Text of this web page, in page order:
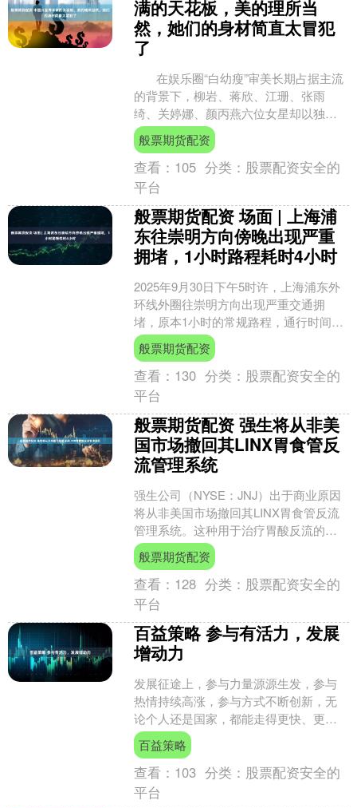
满的天花板，美的理所当
然，她们的身材简直太冒犯
了
在娱乐圈“白幼瘦”审美长期占据主流
的背景下，柳岩、蒋欣、江珊、张雨
绮、关婷娜、颜丙燕六位女星却以独特
的身材特质与鲜明的个人态度，打破外
界对女性身材....
般票期货配资
查看： 105 分类： 股票配资安全的
平台
般票期货配资 场面 | 上海浦
东往崇明方向傍晚出现严重
拥堵，1小时路程耗时4小时
2025年9月30日下午5时许，上海浦东外
环线外圈往崇明方向出现严重交通拥
堵，原本1小时的常规路程，通行时间延
长至4小时。 据浦东公安交管支队研判，
G40长江隧....
般票期货配资
查看： 130 分类： 股票配资安全的
平台
般票期货配资 强生将从非美
国市场撤回其LINX胃食管反
流管理系统
强生公司（NYSE：JNJ）出于商业原因
将从非美国市场撤回其LINX胃食管反流
管理系统。这种用于治疗胃酸反流的设
备将继续在美国供应，目前未报告任何
安全性或有效性....
般票期货配资
查看： 128 分类： 股票配资安全的
平台
百益策略 参与有活力，发展
增动力
发展征途上，参与力量源源生发，参与
热情持续高涨，参与方式不断创新，无
论个人还是国家，都能走得更快、更
稳、更远 “无穷的远方，无数的人们，都
和我有关。”鲁迅先生这....
百益策略
查看： 103 分类： 股票配资安全的
平台